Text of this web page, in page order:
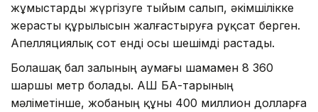
жұмыстарды жүргізуге тыйым салып, әкімшілікке
жерасты құрылысын жалғастыруға рұқсат берген.
Апелляциялық сот енді осы шешімді растады.
Болашақ бал залының аумағы шамамен 8 360
шаршы метр болады. АҚШ БАҚ-тарының
мәліметінше, жобаның құны 400 миллион долларға